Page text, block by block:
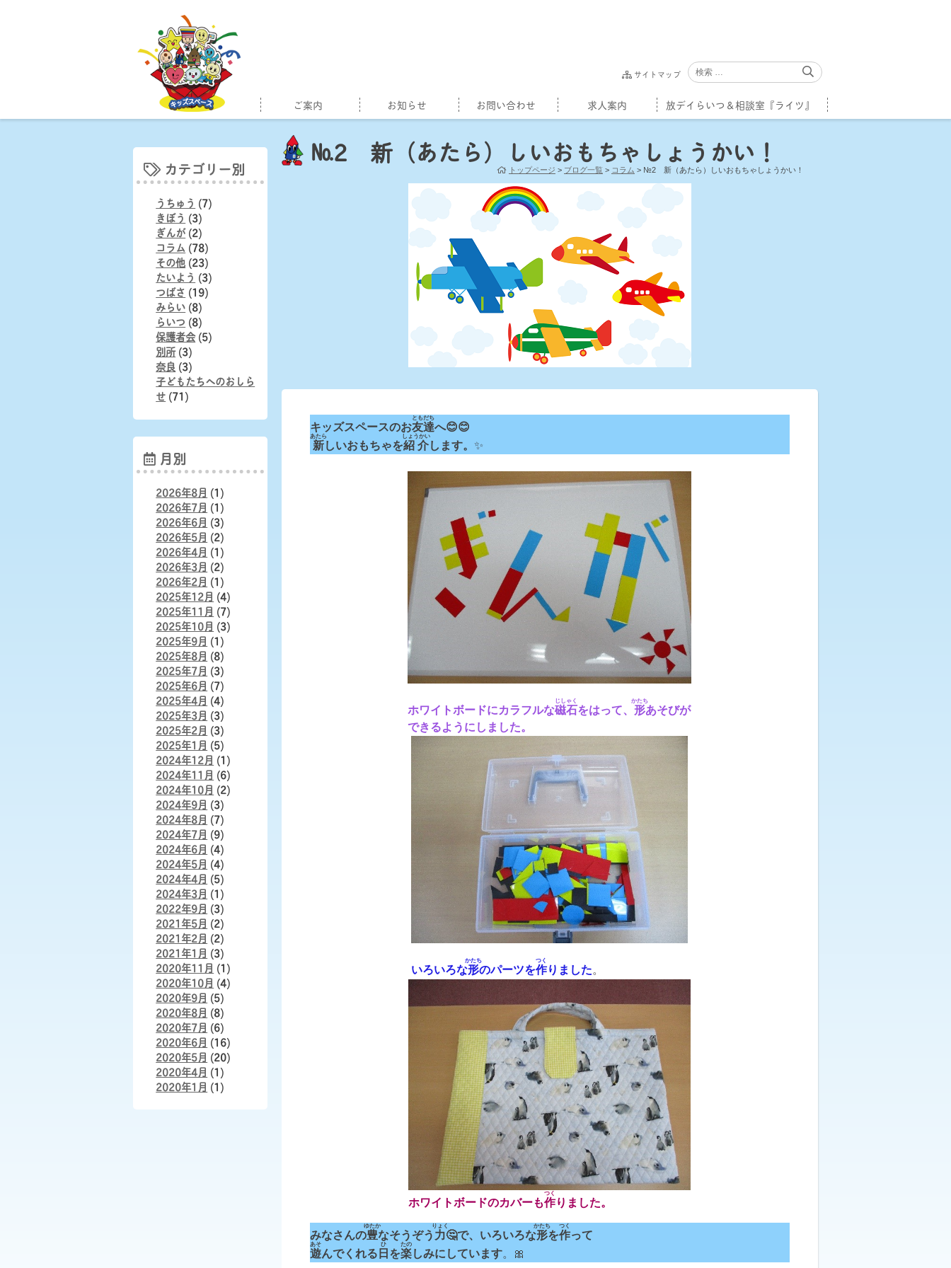
サイトマップ
ご案内 お知らせ お問い合わせ 求人案内 放デイらいつ＆相談室『ライツ』
カテゴリー別
うちゅう (7)
きぼう (3)
ぎんが(2)
コラム (78)
その他 (23)
たいよう (3)
つばさ (19)
みらい (8)
らいつ (8)
保護者会(5)
別所(3)
奈良 (3)
子どもたちへのおしら
せ (71)
月別
2026年8月 (1)
2026年7月 (1)
2026年6月 (3)
2026年5月 (2)
2026年4月 (1)
2026年3月 (2)
2026年2月 (1)
2025年12月 (4)
2025年11月 (7)
2025年10月 (3)
2025年9月 (1)
2025年8月 (8)
2025年7月 (3)
2025年6月 (7)
2025年4月 (4)
2025年3月 (3)
2025年2月 (3)
2025年1月 (5)
2024年12月 (1)
2024年11月 (6)
2024年10月 (2)
2024年9月 (3)
2024年8月 (7)
2024年7月 (9)
2024年6月 (4)
2024年5月 (4)
2024年4月 (5)
2024年3月 (1)
2022年9月 (3)
2021年5月 (2)
2021年2月 (2)
2021年1月 (3)
2020年11月 (1)
2020年10月 (4)
2020年9月 (5)
2020年8月 (8)
2020年7月 (6)
2020年6月 (16)
2020年5月 (20)
2020年4月 (1)
2020年1月 (1)
№2 新（あたら）しいおもちゃしょうかい！
トップページ > ブログ一覧 > コラム > №2 新（あたら）しいおもちゃしょうかい！
キッズスペースのお友達
ともだち
へ😊😊
新
あたら
しいおもちゃを紹介
しょうかい
します。 ✨
ホワイトボードにカラフルな磁石
じしゃく
をはって、形
かたち
あそびが
できるようにしました。
いろいろな形
かたち
のパーツを作
つく
りました。
ホワイトボードのカバーも作
つく
りました。
みなさんの豊
ゆたか
なそうぞう 力
りょく
🤔で、いろいろな形
かたち
を作
つく
って
遊
あそ
んでくれる 日
ひ
を楽
たの
しみにしています。🎀